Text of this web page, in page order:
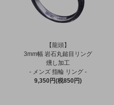
【龍頭】
3mm幅 岩石丸鎚目リング
燻し加工
- メンズ 指輪 リング -
9,350円(税850円)